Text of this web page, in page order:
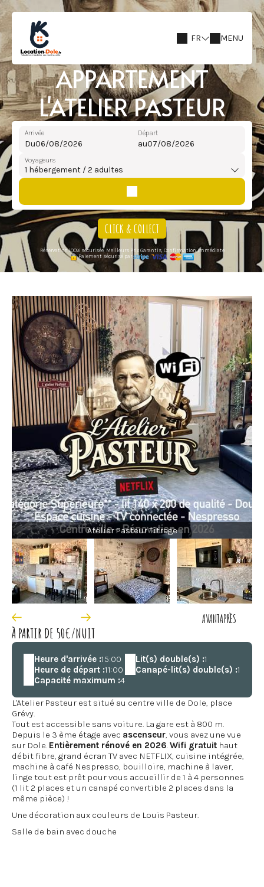
FR MENU
APPARTEMENT
L'ATELIER PASTEUR
Arrivée
Du
Départ
au
Voyageurs
1 hébergement /2 adultes
CLICK & COLLECT
Réservation 100% sécurisée, Meilleurs Prix Garantis, Confirmation Immédiate
Paiement sécurisé par
Atelier Pasteur Titrage
AVANTAPRÈS
À PARTIR DE 50€/NUIT
Heure d'arrivée :15:00
Heure de départ :11:00
Capacité maximum :4
Lit(s) double(s) :1
Canapé-lit(s) double(s) :1
L'Atelier Pasteur est situé au centre ville de Dole, place
Grévy.
Tout est accessible sans voiture. La gare est à 800 m.
Depuis le 3 ème étage avec ascenseur, vous avez une vue
sur Dole. Entièrement rénové en 2026.Wifi gratuit haut
débit fibre, grand écran TV avec NETFLIX, cuisine intégrée,
machine à café Nespresso, bouilloire, machine à laver,
linge tout est prêt pour vous accueillir de 1 à 4 personnes
(1 lit 2 places et un canapé convertible 2 places dans la
même pièce) !
Une décoration aux couleurs de Louis Pasteur.
Salle de bain avec douche